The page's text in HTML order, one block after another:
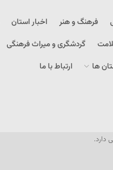
فرهنگ و هنر اخبار استان
گردشگری و میراث فرهنگی
ها
ارتباط با ما
دارد.